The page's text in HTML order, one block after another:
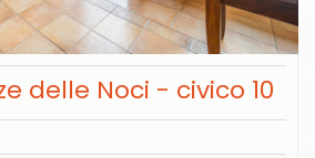
delle Noci - civico 10